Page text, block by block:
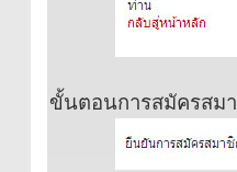
ขั้นตอนการสมัครสม